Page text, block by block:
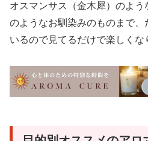
オスマンサス（金木犀）のよう
のようなお馴染みのものまで
いるので見てるだけで楽しくな